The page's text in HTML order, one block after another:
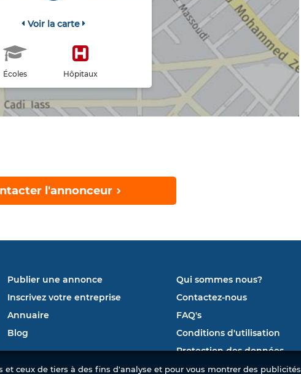
Voir la carte
Écoles Hôpitaux
l'annonceur
Publier une annonce
Inscrivez votre entreprise
Annuaire
Blog
Qui sommes nous?
Contactez-nous
FAQ's
Conditions d'utilisation
Protection des données
et ceux de tiers à des fins d'analyse et pour vous montrer des publicités